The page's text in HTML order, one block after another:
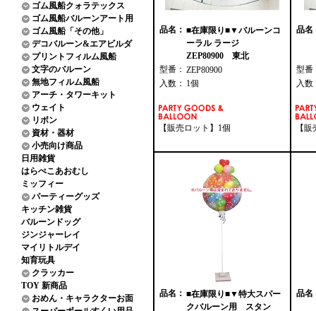
ゴム風船クォラテックス
ゴム風船バルーンアート用
ゴム風船「その他」
デコバルーン&エアビルダ
プリントフィルム風船
文字のバルーン
無地フィルム風船
アーチ・タワーキット
ウェイト
リボン
資材・器材
小売向け商品
日用雑貨
はらぺこあおむし
ミッフィー
パーティーグッズ
キッチン雑貨
バルーンドッグ
ジンジャーレイ
マイリトルデイ
知育玩具
クラッカー
TOY 新商品
おめん・キャラクターお面
品名： ■在庫限り■▼バルーンコ
ーラル ラージ
ZEP80900 東北
型番： ZEP80900
入数： 1個
【販売ロット】1個
品名
型番
入数
【
品名： ■在庫限り■▼特大スパー
クバルーン用 スタン
品名